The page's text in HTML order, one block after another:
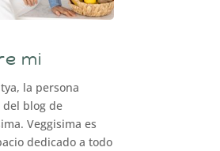
mi
la persona
del blog de
Veggisima es
dedicado a todo